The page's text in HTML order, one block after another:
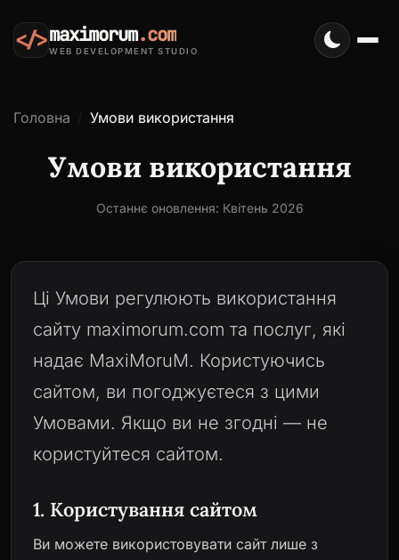
</>maximorum.com
WEB DEVELOPMENT STUDIO
Головна Умови використання
Умови використання
Останнє оновлення: Квітень 2026
Ці Умови регулюють використання
сайту maximorum.com та послуг, які
надає MaxiMoruM. Користуючись
сайтом, ви погоджуєтеся з цими
Умовами. Якщо ви не згодні — не
користуйтеся сайтом.
1. Користування сайтом
Ви можете використовувати сайт лише з